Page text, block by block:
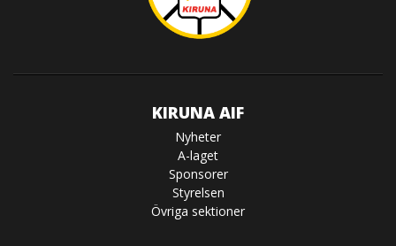
KIRUNA AIF
Nyheter
A-laget
Sponsorer
Styrelsen
Övriga sektioner